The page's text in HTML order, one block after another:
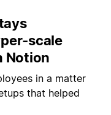
scale
Notion
in a matter
that helped